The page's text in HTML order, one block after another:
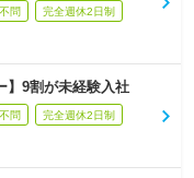
問 完全週休2日制
】9割が未経験入社
問 完全週休2日制